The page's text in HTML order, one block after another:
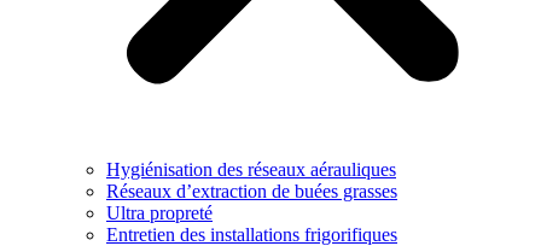
Hygiénisation des réseaux aérauliques
Réseaux d’extraction de buées grasses
Ultra propreté
Entretien des installations frigorifiques